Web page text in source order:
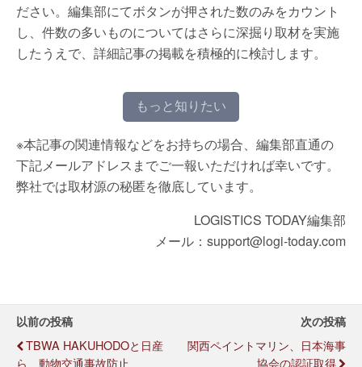
ださい。編集部にてボタンが押された数のみをカウント
し、件数の多いものについてはさらに深掘り取材を実施
したうえで、詳細記事の掲載を積極的に検討します。
もっと知りたい
※本記事の関連情報などをお持ちの場合、編集部直通の
下記メールアドレスまでご一報いただければ幸いです。
弊社では取材源の秘匿を徹底しています。
LOGISTICS TODAY編集部
メール：support@logi-today.com
以前の投稿
TBWA HAKUHODOと日産
ら、動物交通事故防止
次の投稿
関西ペイントマリン、日本海事
協会の認証取得